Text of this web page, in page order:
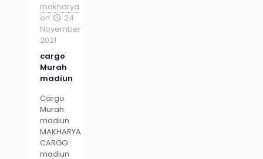
makharya
on
24
November
2021
cargo
Murah
madiun
Cargo
Murah
madiun
MAKHARYA
CARGO
madiun